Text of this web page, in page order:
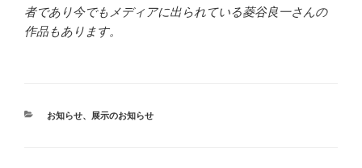
者であり今でもメディアに出られている菱谷良一さんの
作品もあります。
カ
お知らせ、 展示のお知らせ